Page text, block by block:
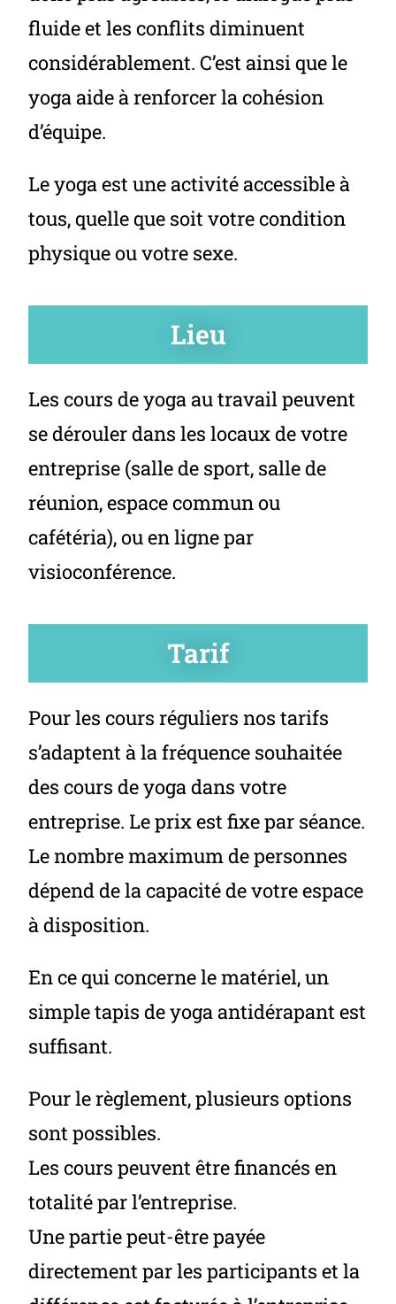
fluide et les conflits diminuent
considérablement. C’est ainsi que le
yoga aide à renforcer la cohésion
d’équipe.
Le yoga est une activité accessible à
tous, quelle que soit votre condition
physique ou votre sexe.
Lieu
Les cours de yoga au travail peuvent
se dérouler dans les locaux de votre
entreprise (salle de sport, salle de
réunion, espace commun ou
cafétéria), ou en ligne par
visioconférence.
Tarif
Pour les cours réguliers nos tarifs
s’adaptent à la fréquence souhaitée
des cours de yoga dans votre
entreprise. Le prix est fixe par séance.
Le nombre maximum de personnes
dépend de la capacité de votre espace
à disposition.
En ce qui concerne le matériel, un
simple tapis de yoga antidérapant est
suffisant.
Pour le règlement, plusieurs options
sont possibles.
Les cours peuvent être financés en
totalité par l’entreprise.
Une partie peut-être payée
directement par les participants et la